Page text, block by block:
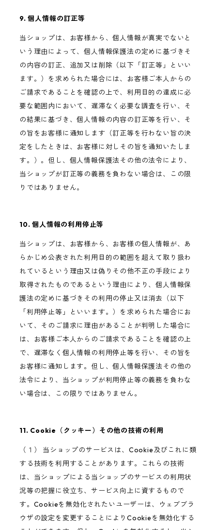
9. 個人情報の訂正等
当ショップは、お客様から、個人情報が真実でないと
いう理由によって、個人情報保護法の定めに基づきそ
の内容の訂正、追加又は削除（以下「訂正等」といい
ます。）を求められた場合には、お客様ご本人からの
ご請求であることを確認の上で、利用目的の達成に必
要な範囲内において、遅滞なく必要な調査を行い、そ
の結果に基づき、個人情報の内容の訂正等を行い、そ
の旨をお客様に通知します（訂正等を行わない旨の決
定をしたときは、お客様に対しその旨を通知いたしま
す。）。但し、個人情報保護法その他の法令により、
当ショップが訂正等の義務を負わない場合は、この限
りではありません。
10. 個人情報の利用停止等
当ショップは、お客様から、お客様の個人情報が、あ
らかじめ公表された利用目的の範囲を超えて取り扱わ
れているという理由又は偽りその他不正の手段により
取得されたものであるという理由により、個人情報保
護法の定めに基づきその利用の停止又は消去（以下
「利用停止等」といいます。）を求められた場合にお
いて、そのご請求に理由があることが判明した場合に
は、お客様ご本人からのご請求であることを確認の上
で、遅滞なく個人情報の利用停止等を行い、その旨を
お客様に通知します。但し、個人情報保護法その他の
法令により、当ショップが利用停止等の義務を負わな
い場合は、この限りではありません。
11. Cookie（クッキー）その他の技術の利用
（１） 当ショップのサービスは、Cookie及びこれに類
する技術を利用することがあります。これらの技術
は、当ショップによる当ショップのサービスの利用状
況等の把握に役立ち、サービス向上に資するもので
す。Cookieを無効化されたいユーザーは、ウェブブラ
ウザの設定を変更することによりCookieを無効化する